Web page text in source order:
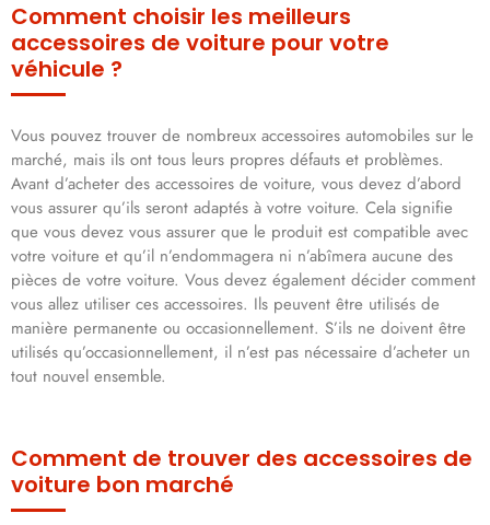
Comment choisir les meilleurs
accessoires de voiture pour votre
véhicule ?
Vous pouvez trouver de nombreux accessoires automobiles sur le
marché, mais ils ont tous leurs propres défauts et problèmes.
Avant d’acheter des accessoires de voiture, vous devez d’abord
vous assurer qu’ils seront adaptés à votre voiture. Cela signifie
que vous devez vous assurer que le produit est compatible avec
votre voiture et qu’il n’endommagera ni n’abîmera aucune des
pièces de votre voiture. Vous devez également décider comment
vous allez utiliser ces accessoires. Ils peuvent être utilisés de
manière permanente ou occasionnellement. S’ils ne doivent être
utilisés qu’occasionnellement, il n’est pas nécessaire d’acheter un
tout nouvel ensemble.
Comment de trouver des accessoires de
voiture bon marché